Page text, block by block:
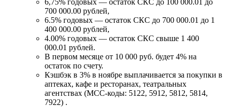
700 000.00 рублей,
6.5% годовых — остаток СКС до 700 000.01 до 1
400 000.00 рублей,
4.00% годовых — остаток СКС свыше 1 400
000.01 рублей.
В первом месяце от 10 000 руб. будет 4% на
остаток по счету.
Кэшбэк в 3% в ноябре выплачивается за покупки в
аптеках, кафе и ресторанах, театральных
агентствах (МСС-коды: 5122, 5912, 5812, 5814,
7922) .